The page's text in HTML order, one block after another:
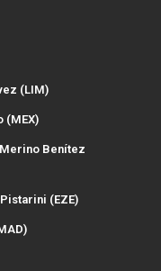
(LIM)
(MEX)
Benítez
(EZE)